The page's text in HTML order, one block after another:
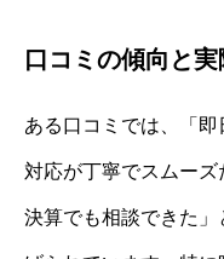
口コミの傾向と
ある口コミでは、「
対応が丁寧でスムー
決算でも相談できた